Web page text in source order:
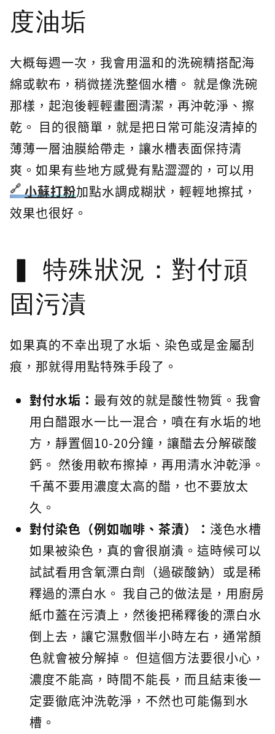
度油垢
大概每週一次，我會用溫和的洗碗精搭配海
綿或軟布，稍微搓洗整個水槽。 就是像洗碗
那樣，起泡後輕輕畫圈清潔，再沖乾淨、擦
乾。 目的很簡單，就是把日常可能沒清掉的
薄薄一層油膜給帶走，讓水槽表面保持清
爽。如果有些地方感覺有點澀澀的，可以用
小蘇打粉加點水調成糊狀，輕輕地擦拭，
效果也很好。
特殊狀況：對付頑
固污漬
如果真的不幸出現了水垢、染色或是金屬刮
痕，那就得用點特殊手段了。
對付水垢： 最有效的就是酸性物質。我會
用白醋跟水一比一混合，噴在有水垢的地
方，靜置個10-20分鐘，讓醋去分解碳酸
鈣。 然後用軟布擦掉，再用清水沖乾淨。
千萬不要用濃度太高的醋，也不要放太
久。
對付染色（例如咖啡、茶漬）： 淺色水槽
如果被染色，真的會很崩潰。這時候可以
試試看用含氧漂白劑（過碳酸鈉）或是稀
釋過的漂白水。 我自己的做法是，用廚房
紙巾蓋在污漬上，然後把稀釋後的漂白水
倒上去，讓它濕敷個半小時左右，通常顏
色就會被分解掉。 但這個方法要很小心，
濃度不能高，時間不能長，而且結束後一
定要徹底沖洗乾淨，不然也可能傷到水
槽。